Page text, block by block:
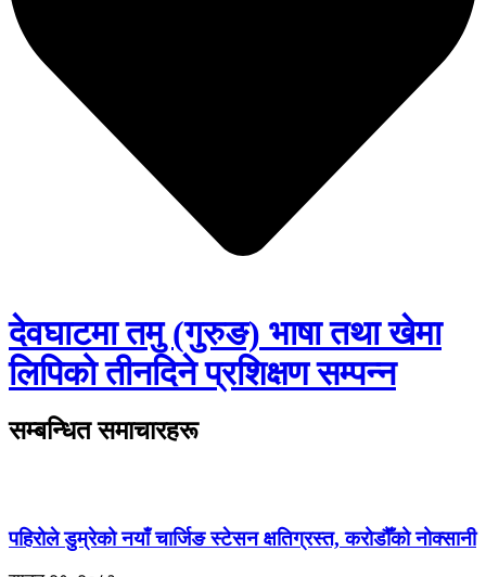
देवघाटमा तमु (गुरुङ) भाषा तथा खेमा
लिपिको तीनदिने प्रशिक्षण सम्पन्न
सम्बन्धित समाचारहरू
पहिरोले डुम्रेको नयाँ चार्जिङ स्टेसन क्षतिग्रस्त, करोडौँको नोक्सानी